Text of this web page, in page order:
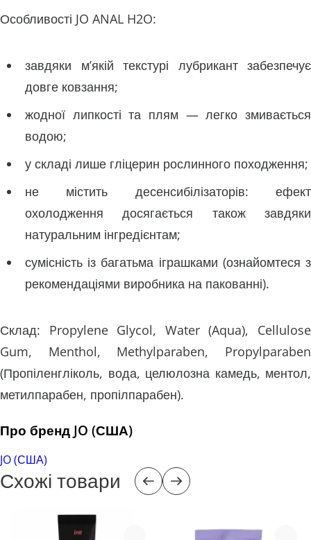
Особливості JO ANAL H2O:
завдяки м’якій текстурі лубрикант забезпечує
довге ковзання;
жодної липкості та плям — легко змивається
водою;
у складі лише гліцерин рослинного походження;
не містить десенсибілізаторів: ефект
охолодження досягається також завдяки
натуральним інгредієнтам;
сумісність із багатьма іграшками (ознайомтеся з
рекомендаціями виробника на пакованні).
Склад: Propylene Glycol, Water (Aqua), Cellulose
Gum, Menthol, Methylparaben, Propylparaben
(Пропіленгліколь, вода, целюлозна камедь, ментол,
метилпарабен, пропілпарабен).
Про бренд JO (США)
JO (США)
Схожі товари